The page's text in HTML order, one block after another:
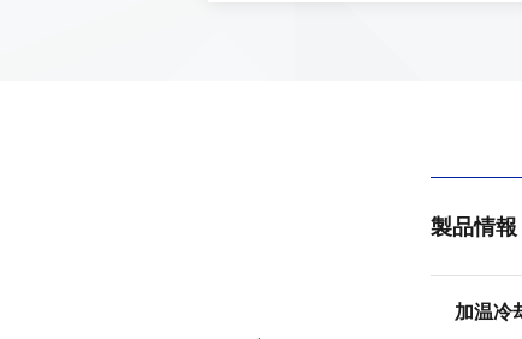
製品情報
加温冷